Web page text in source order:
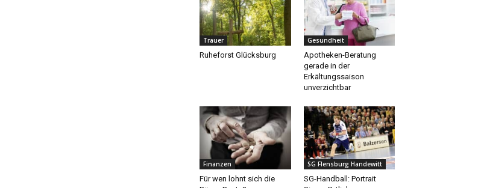
Trauer
Ruheforst Glücksburg
Gesundheit
Apotheken-Beratung
gerade in der
Erkältungssaison
unverzichtbar
Finanzen
Für wen lohnt sich die
SG Flensburg Handewitt
SG-Handball: Portrait